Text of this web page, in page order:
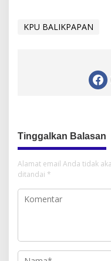
KPU BALIKPAPAN
Tinggalkan Balasan
Alamat email Anda tidak
ditandai *